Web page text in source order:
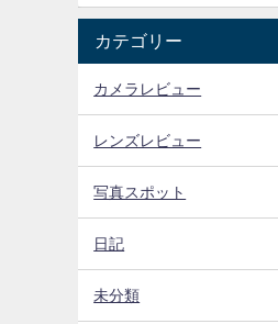
カテゴリー
カメラレビュー
レンズレビュー
写真スポット
日記
未分類